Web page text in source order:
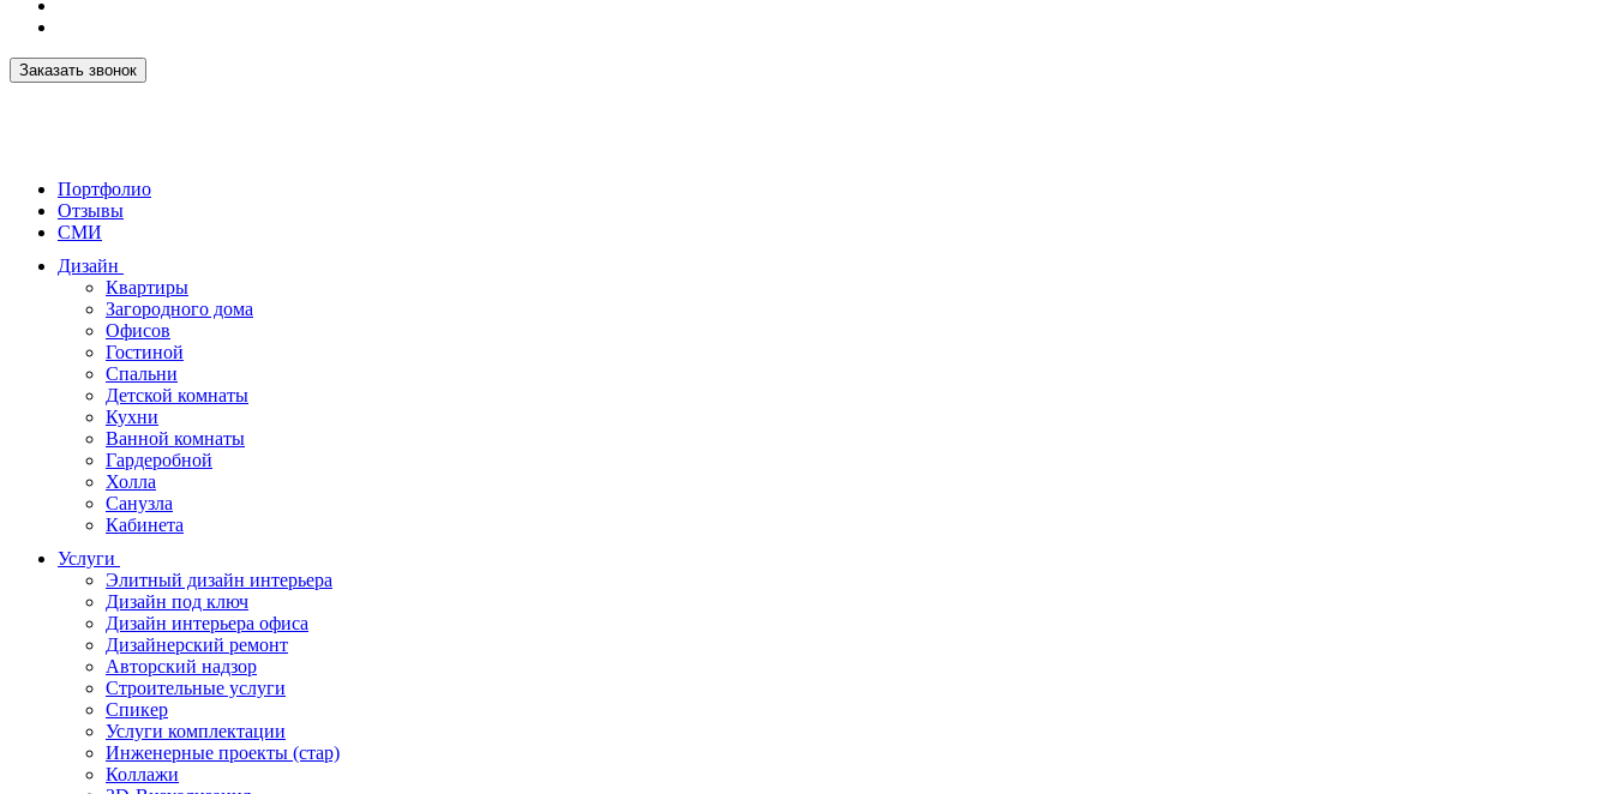
Заказать звонок
Портфолио
Отзывы
СМИ
Дизайн
Квартиры
Загородного дома
Офисов
Гостиной
Спальни
Детской комнаты
Кухни
Ванной комнаты
Гардеробной
Холла
Санузла
Кабинета
Услуги
Элитный дизайн интерьера
Дизайн под ключ
Дизайн интерьера офиса
Дизайнерский ремонт
Авторский надзор
Строительные услуги
Спикер
Услуги комплектации
Инженерные проекты (стар)
Коллажи